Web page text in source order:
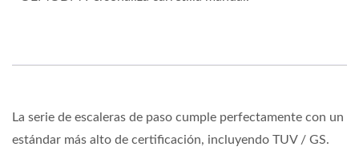
La serie de escaleras de paso cumple perfectamente con un
estándar más alto de certificación, incluyendo TUV / GS.